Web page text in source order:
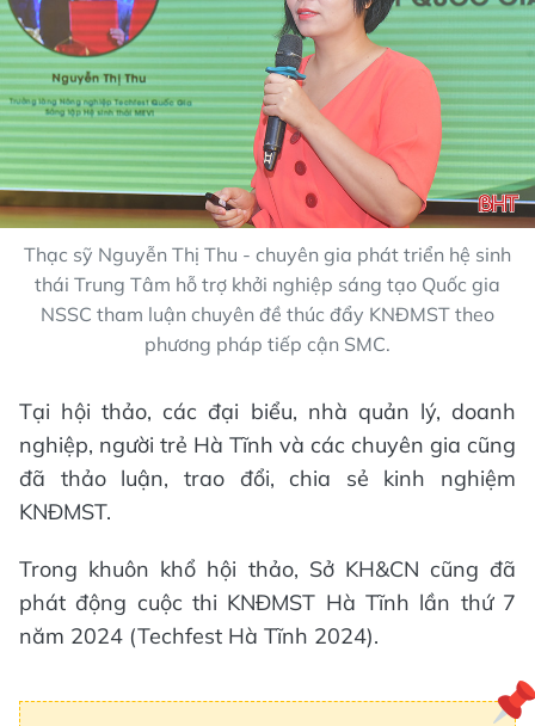
Thạc sỹ Nguyễn Thị Thu - chuyên gia phát triển hệ sinh
thái Trung Tâm hỗ trợ khởi nghiệp sáng tạo Quốc gia
NSSC tham luận chuyên đề thúc đẩy KNĐMST theo
phương pháp tiếp cận SMC.
Tại hội thảo, các đại biểu, nhà quản lý, doanh
nghiệp, người trẻ Hà Tĩnh và các chuyên gia cũng
đã thảo luận, trao đổi, chia sẻ kinh nghiệm
KNĐMST.
Trong khuôn khổ hội thảo, Sở KH&CN cũng đã
phát động cuộc thi KNĐMST Hà Tĩnh lần thứ 7
năm 2024 (Techfest Hà Tĩnh 2024).